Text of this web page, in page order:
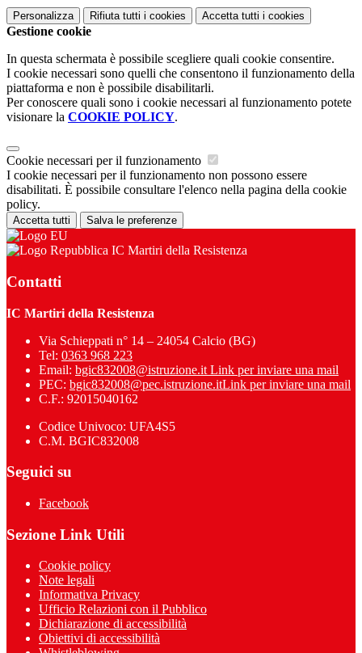
Personalizza Rifiuta tutti i cookies Accetta tutti i cookies
Gestione cookie
In questa schermata è possibile scegliere quali cookie consentire.
I cookie necessari sono quelli che consentono il funzionamento della
piattaforma e non è possibile disabilitarli.
Per conoscere quali sono i cookie necessari al funzionamento potete
visionare la COOKIE POLICY.
Cookie necessari per il funzionamento
I cookie necessari per il funzionamento non possono essere
disabilitati. È possibile consultare l'elenco nella pagina della cookie
policy.
Accetta tutti Salva le preferenze
IC Martiri della Resistenza
Contatti
IC Martiri della Resistenza
Via Schieppati n° 14 – 24054 Calcio (BG)
Tel: 0363 968 223
Email: bgic832008@istruzione.it Link per inviare una mail
PEC: bgic832008@pec.istruzione.itLink per inviare una mail
C.F.: 92015040162
Codice Univoco: UFA4S5
C.M. BGIC832008
Seguici su
Facebook
Sezione Link Utili
Cookie policy
Note legali
Informativa Privacy
Ufficio Relazioni con il Pubblico
Dichiarazione di accessibilità
Obiettivi di accessibilità